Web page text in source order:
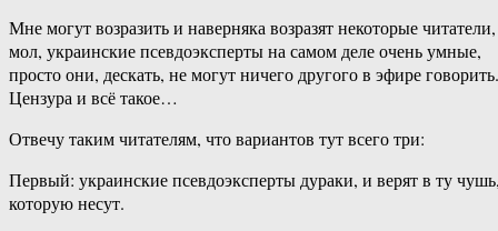
Мне могут возразить и наверняка возразят некоторые читатели,
мол, украинские псевдоэксперты на самом деле очень умные,
просто они, дескать, не могут ничего другого в эфире говорить.
Цензура и всё такое…
Отвечу таким читателям, что вариантов тут всего три:
Первый: украинские псевдоэксперты дураки, и верят в ту
которую несут.